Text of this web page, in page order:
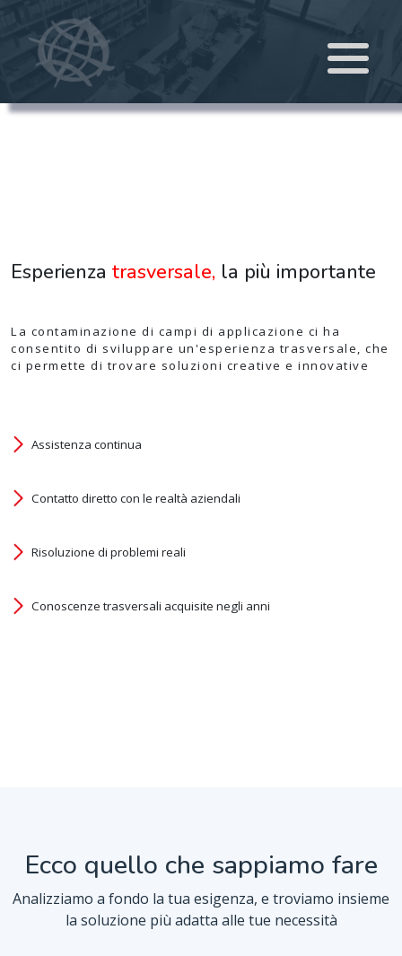
Esperienza trasversale, la più importante
La contaminazione di campi di applicazione ci ha
consentito di sviluppare un'esperienza trasversale, che
ci permette di trovare soluzioni creative e innovative
Assistenza continua
Contatto diretto con le realtà aziendali
Risoluzione di problemi reali
Conoscenze trasversali acquisite negli anni
Ecco quello che sappiamo fare
Analizziamo a fondo la tua esigenza, e troviamo insieme
la soluzione più adatta alle tue necessità